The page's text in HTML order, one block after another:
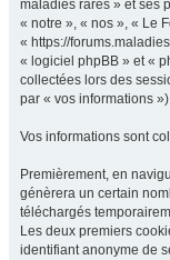
maladies rares » et ses
« notre », « nos », « Le
« https://
« logiciel phpBB » et «
collectées lors des
par « vos informations
Vos informations sont
Premièrement, en
génèrera un certain
téléchargés
Les deux premiers
identifiant anonyme de